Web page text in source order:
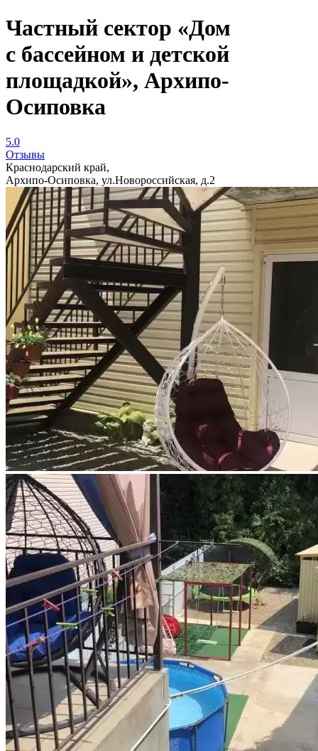
Частный сектор «Дом
с бассейном и детской
площадкой», Архипо-
Осиповка
5.0
Отзывы
Краснодарский край,
Архипо-Осиповка, ул.Новороссийская, д.2